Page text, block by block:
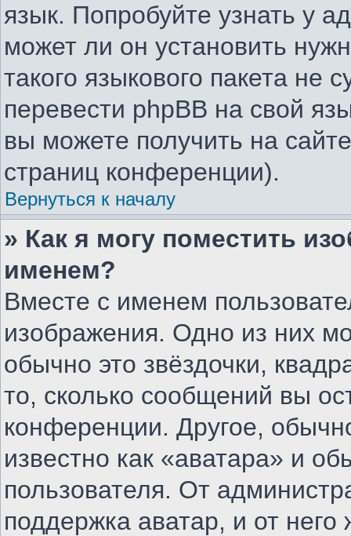
язык. Попробуйте узнать у
может ли он установить
такого языкового пакета не
перевести phpBB на свой
вы можете получить на
страниц конференции).
Вернуться к началу
» Как я могу поместить
именем?
Вместе с именем
изображения. Одно из них
обычно это звёздочки,
то, сколько сообщений вы
конференции. Другое,
известно как «аватара» и
пользователя. От
поддержка аватар, и от него